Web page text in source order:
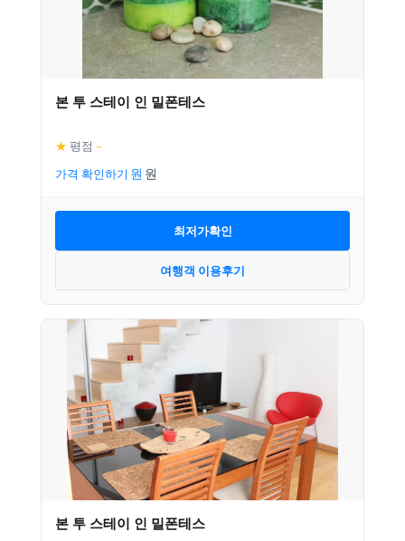
본 투 스테이 인 밀폰테스
★ 평점 –
가격 확인하기
최저가확인
여행객 이용후기
본 투 스테이 인 밀폰테스